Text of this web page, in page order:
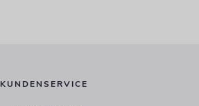
KUNDENSERVICE